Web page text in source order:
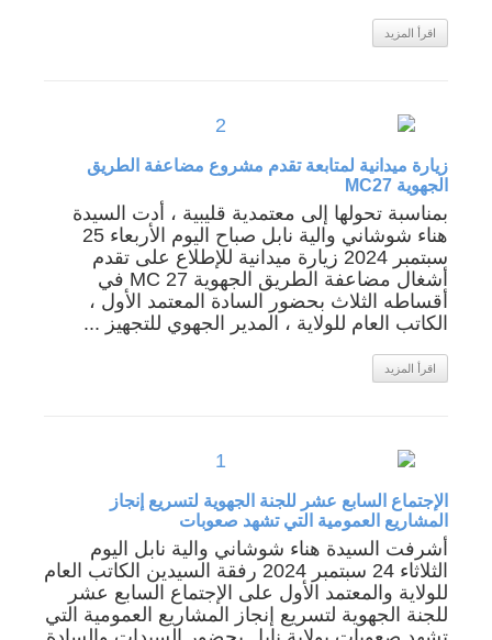
اقرأ المزيد
زيارة ميدانية لمتابعة تقدم مشروع مضاعفة الطريق
الجهوية MC27
بمناسبة تحولها إلى معتمدية قليبية ، أدت السيدة
هناء شوشاني والية نابل صباح اليوم الأربعاء 25
سبتمبر 2024 زيارة ميدانية للإطلاع على تقدم
أشغال مضاعفة الطريق الجهوية MC 27 في
أقساطه الثلاث بحضور السادة المعتمد الأول ،
الكاتب العام للولاية ، المدير الجهوي للتجهيز ...
اقرأ المزيد
الإجتماع السابع عشر للجنة الجهوية لتسريع إنجاز
المشاريع العمومية التي تشهد صعوبات
أشرفت السيدة هناء شوشاني والية نابل اليوم
الثلاثاء 24 سبتمبر 2024 رفقة السيدين الكاتب العام
للولاية والمعتمد الأول على الإجتماع السابع عشر
للجنة الجهوية لتسريع إنجاز المشاريع العمومية التي